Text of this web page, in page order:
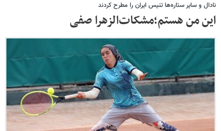
نادال و سایر ستاره‌ها تنیس ایران را مطرح کردند
این من هستم؛مشکات‌الزهرا صفی